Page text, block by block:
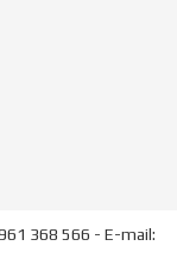
368 566 - E-mail: